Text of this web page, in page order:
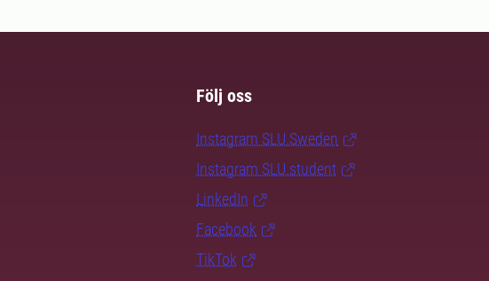
Följ oss
Instagram SLU.Sweden
Instagram SLU.student
LinkedIn
Facebook
TikTok